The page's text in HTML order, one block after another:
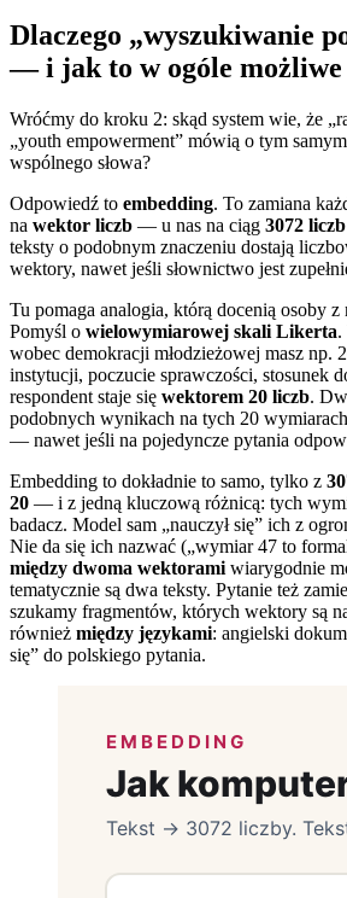
Dlaczego „wyszukiwanie
— i jak to w ogóle możliwe
Wróćmy do kroku 2: skąd system wie, że
„youth empowerment” mówią o tym
wspólnego słowa?
Odpowiedź to embedding. To zamiana
na wektor liczb — u nas na ciąg 3072 liczb
teksty o podobnym znaczeniu dostają
wektory, nawet jeśli słownictwo jest
Tu pomaga analogia, którą docenią osoby z
Pomyśl o wielowymiarowej skali Likerta.
wobec demokracji młodzieżowej masz np.
instytucji, poczucie sprawczości, stosunek
respondent staje się wektorem 20 liczb.
podobnych wynikach na tych 20
— nawet jeśli na pojedyncze pytania
Embedding to dokładnie to samo, tylko z
20 — i z jedną kluczową różnicą: tych
badacz. Model sam „nauczył się” ich z
Nie da się ich nazwać („wymiar 47 to
między dwoma wektorami wiarygodnie
tematycznie są dwa teksty. Pytanie też
szukamy fragmentów, których wektory są
również między językami: angielski
się” do polskiego pytania.